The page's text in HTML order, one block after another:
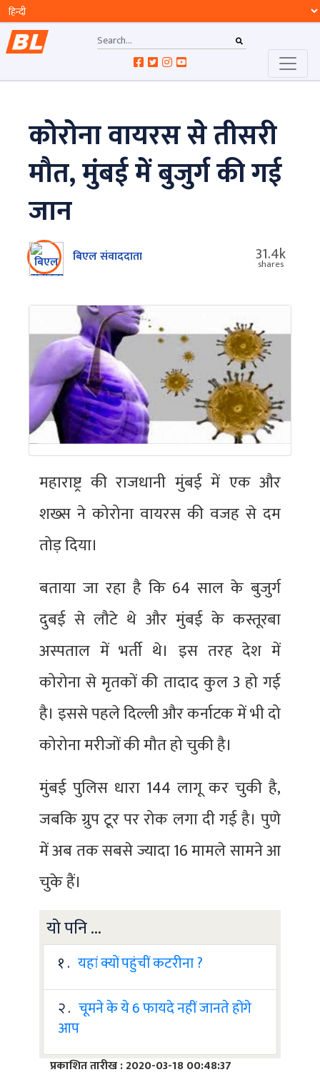
कोरोना वायरस से तीसरी
मौत, मुंबई में बुजुर्ग की गई
जान
बिएल संवाददाता 31.4k
shares
महाराष्ट्र की राजधानी मुंबई में एक और
शख्स ने कोरोना वायरस की वजह से दम
तोड़ दिया।
बताया जा रहा है कि 64 साल के बुजुर्ग
दुबई से लौटे थे और मुंबई के कस्तूरबा
अस्पताल में भर्ती थे। इस तरह देश में
कोरोना से मृतकों की तादाद कुल 3 हो गई
है। इससे पहले दिल्ली और कर्नाटक में भी दो
कोरोना मरीजों की मौत हो चुकी है।
मुंबई पुलिस धारा 144 लागू कर चुकी है,
जबकि ग्रुप टूर पर रोक लगा दी गई है। पुणे
में अब तक सबसे ज्यादा 16 मामले सामने आ
चुके हैं।
यो पनि ...
१ . यहां क्यों पहुंचीं कटरीना ?
२ . चूमने के ये 6 फायदे नहीं जानते होंगे
आप
प्रकाशित तारीख : 2020-03-18 00:48:37